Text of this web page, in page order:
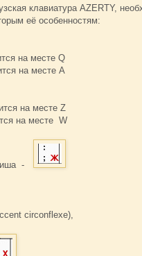
клавиатура AZERTY,
её особенностям:
на месте Q
на месте A
на месте Z
на месте W
-
circonflexe),